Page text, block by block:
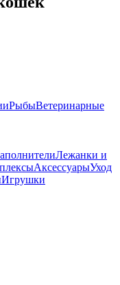
РыбыВетеринарные
Лежанки и
АксессуарыУход
Игрушки